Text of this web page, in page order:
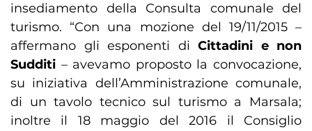
insediamento della Consulta comunale del
turismo. “Con una mozione del 19/11/2015 –
affermano gli esponenti di Cittadini e non
Sudditi – avevamo proposto la convocazione,
su iniziativa dell’Amministrazione comunale,
di un tavolo tecnico sul turismo a Marsala;
inoltre il 18 maggio del 2016 il Consiglio